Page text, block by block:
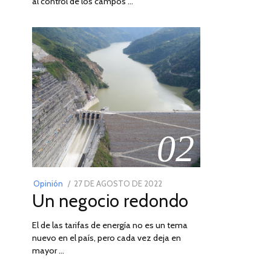
02
Opinión
POSTED
ON
27 DE AGOSTO DE 2022
DE
DE
2022
Un negocio redondo
El de las tarifas de energía no es un tema
nuevo en el país, pero cada vez deja en
mayor …